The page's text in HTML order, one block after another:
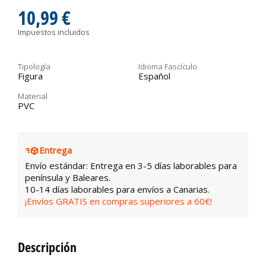
10,99 €
Impuestos incluidos
Tipología
Figura
Idioma Fascículo
Español
Material
PVC
Entrega
Envío estándar: Entrega en 3-5 días laborables para
península y Baleares.
10-14 días laborables para envíos a Canarias.
¡Envíos GRATIS en compras superiores a 60€!
Descripción